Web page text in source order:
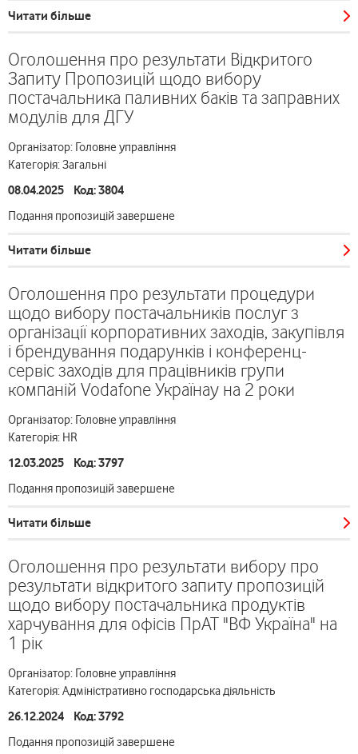
Читати більше
Оголошення про результати Відкритого
Запиту Пропозицій щодо вибору
постачальника паливних баків та заправних
модулів для ДГУ
Організатор: Головне управління
Категорія: Загальні
08.04.2025 Код: 3804
Подання пропозицій завершене
Читати більше
Оголошення про результати процедури
щодо вибору постачальників послуг з
організації корпоративних заходів, закупівля
і брендування подарунків і конференц-
сервіс заходів для працівників групи
компаній Vodafone Українау на 2 роки
Організатор: Головне управління
Категорія: HR
12.03.2025 Код: 3797
Подання пропозицій завершене
Читати більше
Оголошення про результати вибору про
результати відкритого запиту пропозицій
щодо вибору постачальника продуктів
харчування для офісів ПрАТ "ВФ Україна" на
1 рік
Організатор: Головне управління
Категорія: Адміністративно господарська діяльність
26.12.2024 Код: 3792
Подання пропозицій завершене